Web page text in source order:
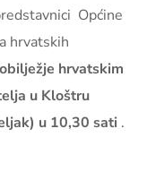
Općine
hrvatskih
hrvatskim
u Kloštru
u 10,30 sati .